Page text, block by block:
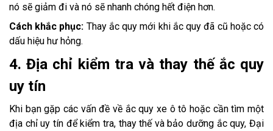
nó sẽ giảm đi và nó sẽ nhanh chóng hết điện hơn.
Cách khắc phục: Thay ắc quy mới khi ắc quy đã cũ hoặc có
dấu hiệu hư hỏng.
4. Địa chỉ kiểm tra và thay thế ắc quy
uy tín
Khi bạn gặp các vấn đề về ắc quy xe ô tô hoặc cần tìm một
địa chỉ uy tín để kiểm tra, thay thế và bảo dưỡng ắc quy, Đại